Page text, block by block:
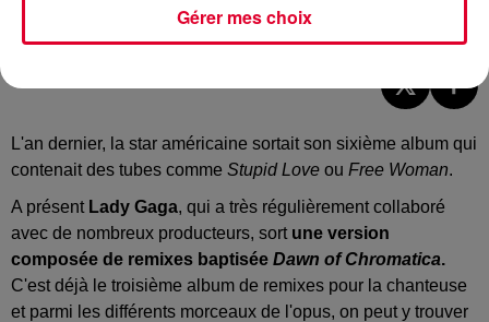
Lady Gaga sort son album Chromatica en version remixée
Crédit :Facebook Officiel Lady Gaga
L'an dernier, la star américaine sortait son sixième album qui
contenait des tubes comme Stupid Love ou Free Woman.
A présent Lady Gaga, qui a très régulièrement collaboré
avec de nombreux producteurs, sortune version
composée de remixes baptisée Dawn of Chromatica.
C'est déjà le troisième album de remixes pour la chanteuse
et parmi les différents morceaux de l'opus, on peut y trouver
Gérer mes choix